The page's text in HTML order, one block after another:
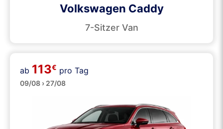
Volkswagen Caddy
7-Sitzer Van
SUVs
ab 113€ pro Tag
09/08 › 27/08